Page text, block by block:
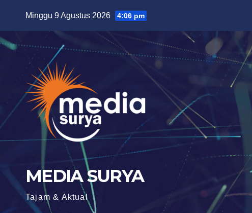
content
Minggu 9 Agustus 2026 4:06 pm
MEDIA SURYA
Tajam & Aktual